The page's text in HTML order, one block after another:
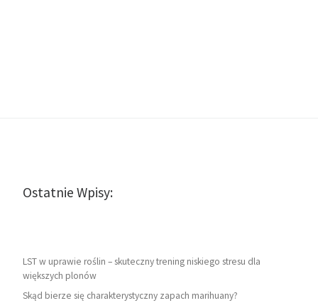
Ostatnie Wpisy:
LST w uprawie roślin – skuteczny trening niskiego stresu dla
większych plonów
Skąd bierze się charakterystyczny zapach marihuany?